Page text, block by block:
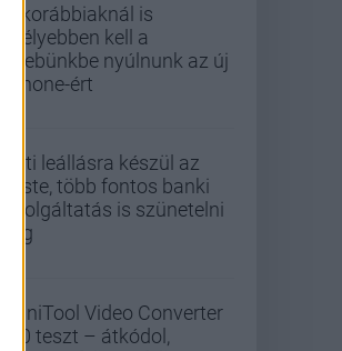
A korábbiaknál is
mélyebben kell a
zsebünkbe nyúlnunk az új
iPhone-ért
Esti leállásra készül az
Erste, több fontos banki
szolgáltatás is szünetelni
fog
MiniTool Video Converter
5.0 teszt – átkódol,